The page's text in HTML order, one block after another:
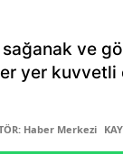
ve
yer kuvvetli
Haber Merkezi